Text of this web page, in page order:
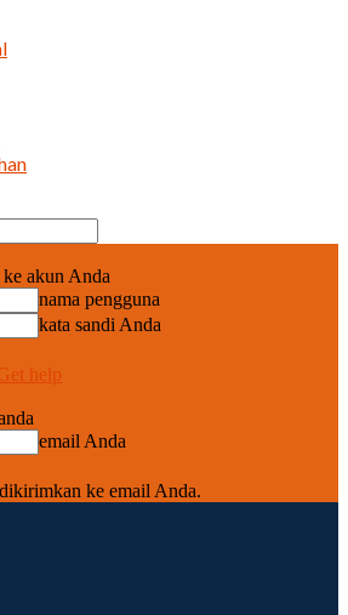
akun Anda
nama pengguna
kata sandi Anda
help
email Anda
ke email Anda.